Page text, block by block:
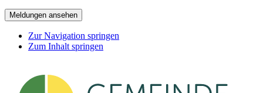
Meldungen ansehen
Zur Navigation springen
Zum Inhalt springen